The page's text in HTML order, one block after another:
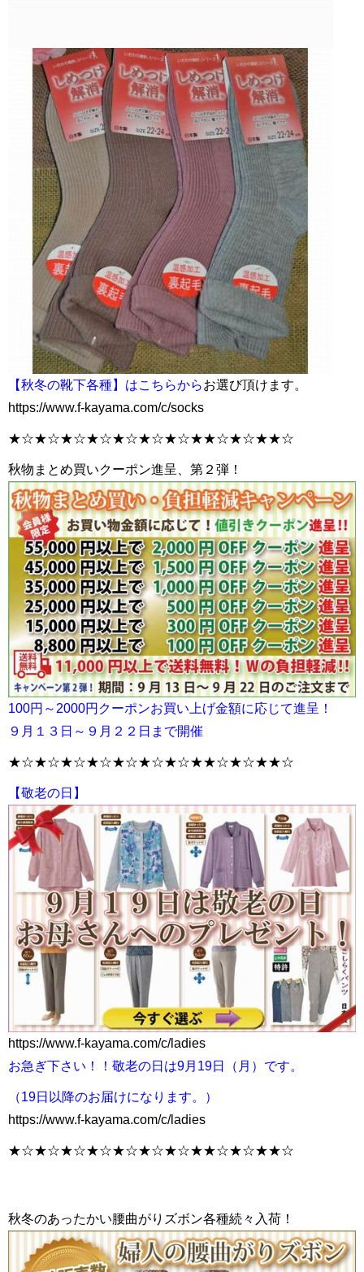
【秋冬の靴下各種】はこちらからお選び頂けます。
https://www.f-kayama.com/c/socks
★☆★☆★☆★☆★☆★☆★☆★★☆★☆★★☆
秋物まとめ買いクーポン進呈、第２弾！
100円～2000円クーポンお買い上げ金額に応じて進呈！
９月１３日～９月２２日まで開催
★☆★☆★☆★☆★☆★☆★☆★★☆★☆★★☆
【敬老の日】
https://www.f-kayama.com/c/ladies
お急ぎ下さい！！敬老の日は9月19日（月）です。
（19日以降のお届けになります。）
https://www.f-kayama.com/c/ladies
★☆★☆★☆★☆★☆★☆★☆★★☆★☆★★☆
秋冬のあったかい腰曲がりズボン各種続々入荷！